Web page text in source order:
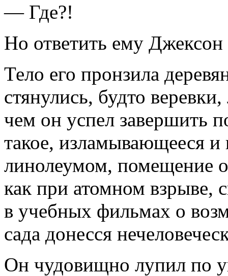
— Где?!
Но ответить ему Джексон
Тело его пронзила
стянулись, будто
чем он успел завершить
такое, изламывающееся и
линолеумом, помещение
как при атомном взрыве,
в учебных фильмах о
сада донесся
Он чудовищно лупил по